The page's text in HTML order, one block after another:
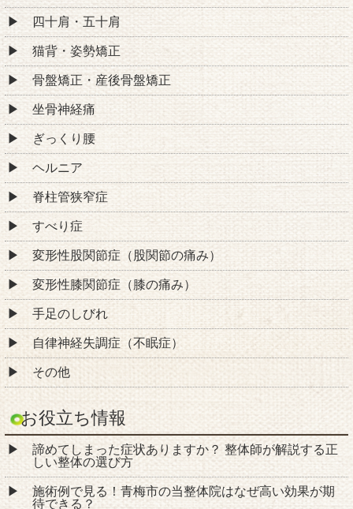
四十肩・五十肩
猫背・姿勢矯正
骨盤矯正・産後骨盤矯正
坐骨神経痛
ぎっくり腰
ヘルニア
脊柱管狭窄症
すべり症
変形性股関節症（股関節の痛み）
変形性膝関節症（膝の痛み）
手足のしびれ
自律神経失調症（不眠症）
その他
お役立ち情報
諦めてしまった症状ありますか？ 整体師が解説する正
しい整体の選び方
施術例で見る！青梅市の当整体院はなぜ高い効果が期
待できる？